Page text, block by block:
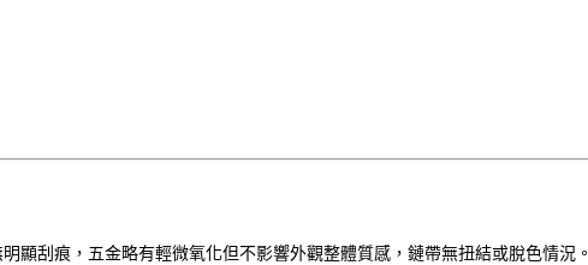
顯刮痕，五金略有輕微氧化但不影響外觀整體質感，鏈帶無扭結或脫色情況。